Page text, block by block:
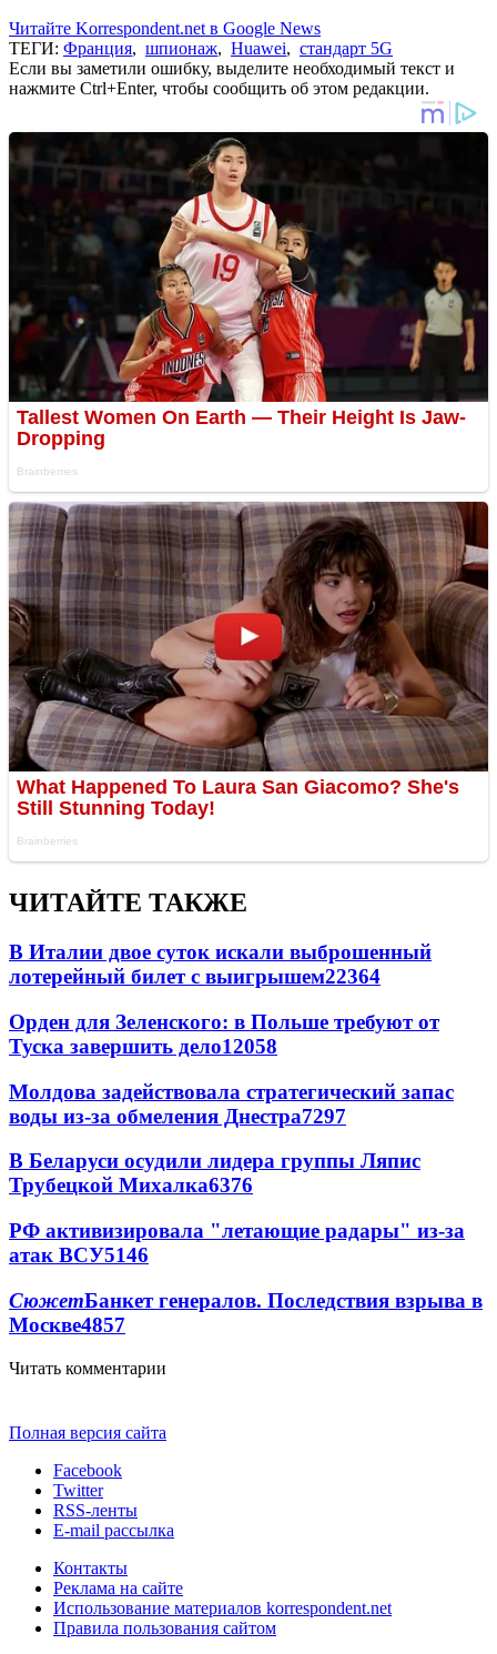
Читайте Korrespondent.net в Google News
ТЕГИ: Франция, шпионаж, Huawei, стандарт 5G
Если вы заметили ошибку, выделите необходимый текст и
нажмите Ctrl+Enter, чтобы сообщить об этом редакции.
ЧИТАЙТЕ ТАКЖЕ
В Италии двое суток искали выброшенный
лотерейный билет с выигрышем22364
Орден для Зеленского: в Польше требуют от
Туска завершить дело12058
Молдова задействовала стратегический запас
воды из-за обмеления Днестра7297
В Беларуси осудили лидера группы Ляпис
Трубецкой Михалка6376
РФ активизировала "летающие радары" из-за
атак ВСУ5146
СюжетБанкет генералов. Последствия взрыва в
Москве4857
Читать комментарии
Полная версия сайта
Facebook
Twitter
RSS-ленты
E-mail рассылка
Контакты
Реклама на сайте
Использование материалов korrespondent.net
Правила пользования сайтом